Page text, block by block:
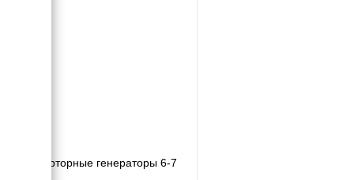
Инверторные генераторы 6-7